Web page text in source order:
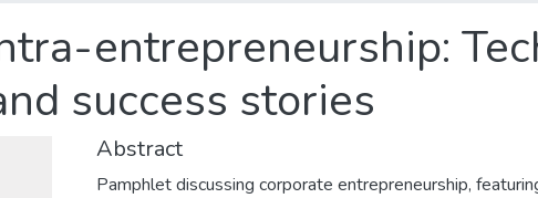
entrepreneurship:
success stories
Abstract
Pamphlet discussing corporate entrepreneurship,